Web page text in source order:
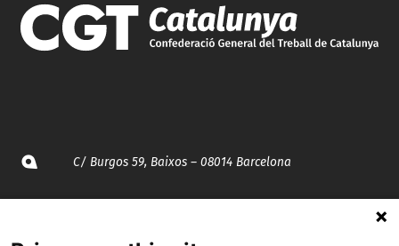
C/ Burgos 59, Baixos – 08014 Barcelona